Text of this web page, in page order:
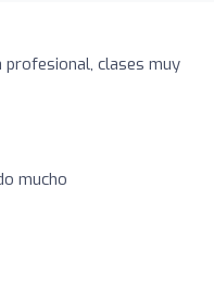
profesional, clases muy
mucho